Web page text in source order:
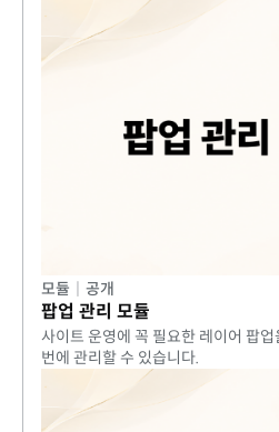
모듈 공개
팝업 관리 모듈
사이트 운영에 꼭 필요한 레이어 팝
번에 관리할 수 있습니다.